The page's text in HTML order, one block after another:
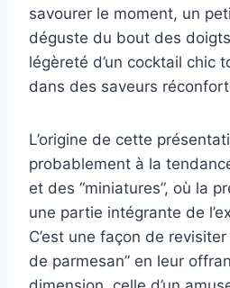
savourer le moment, un
déguste du bout des
légèreté d’un cocktail chic
dans des saveurs
L’origine de cette
probablement à la
et des “miniatures”, où la
une partie intégrante de
C’est une façon de
de parmesan” en leur